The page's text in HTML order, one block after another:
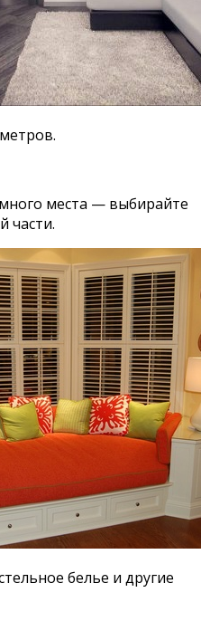
места — выбирайте
части.
белье и другие